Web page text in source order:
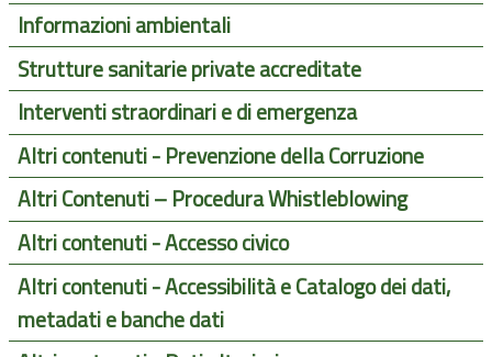
Informazioni ambientali
Strutture sanitarie private accreditate
Interventi straordinari e di emergenza
Altri contenuti - Prevenzione della Corruzione
Altri Contenuti – Procedura Whistleblowing
Altri contenuti - Accesso civico
Altri contenuti - Accessibilità e Catalogo dei dati,
metadati e banche dati